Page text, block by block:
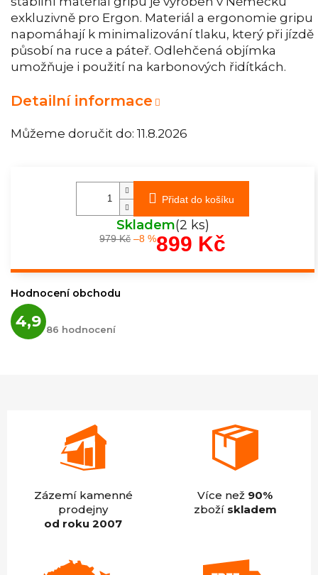
Můžeme doručit do: 11.8.2026
exkluzivně pro Ergon. Materiál a ergonomie gripu
napomáhají k minimalizování tlaku, který při jízdě
působí na ruce a páteř. Odlehčená objímka
umožňuje i použití na karbonových řidítkách.
Detailní informace
Přidat do košíku
Skladem(2 ks)
979 Kč –8 %899 KčMěrná
Hodnocení obchodu
4,9 hodnocení
obchodu
86 hodnocení
Zázemí kamenné
prodejny
od roku 2007
Více než 90%
zboží skladem